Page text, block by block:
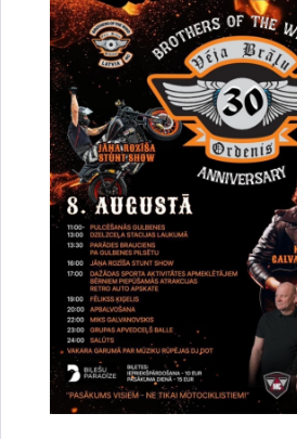
Lejupielādēt:
Lemums_2016_27.pdf
Lejupielādēt:
lig_Marten.pdf
Drukāt lapu
Dalīties